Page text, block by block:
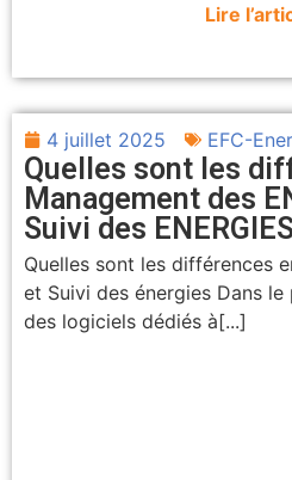
Lire
4 juillet 2025 EFC-
Quelles sont les
Management des
Suivi des
Quelles sont les différences
et Suivi des énergies Dans
des logiciels dédiés à[...]